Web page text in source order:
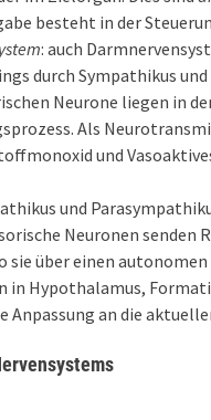
besteht in der
: auch
durch Sympathikus
Neurone liegen in
Als
und
und
Neuronen senden
sie über einen
in Hypothalamus,
Anpassung an die